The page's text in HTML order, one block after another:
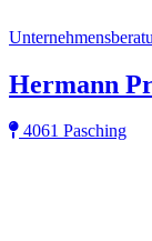
Hermann
4061 Pasching